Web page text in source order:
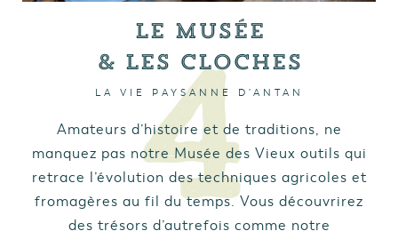
Le musée
& les cloches
LA VIE PAYSANNE D'ANTAN
Amateurs d’histoire et de traditions, ne
manquez pas notre Musée des Vieux outils qui
retrace l’évolution des techniques agricoles et
fromagères au fil du temps. Vous découvrirez
des trésors d’autrefois comme notre